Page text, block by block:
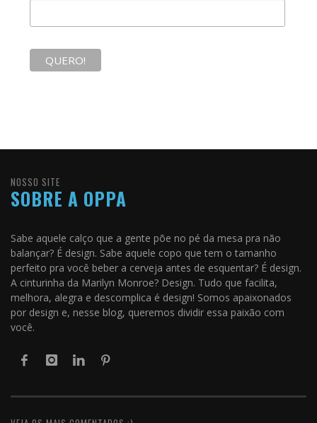
NOSSO SITE
SOBRE A OPPA
Sabe aquele calço que a gente põe no pé da mesa pra não
balançar? É design. Sabe aquele copo que tem o tamanho
perfeito pra você beber a cerveja antes de esquentar? É design.
A cinturinha da Marilyn Monroe? Design. Tudo que facilita,
melhora, alegra e descomplica é design! Somos apaixonados
por design e, nesse blog, queremos dividir essa paixão com
você.